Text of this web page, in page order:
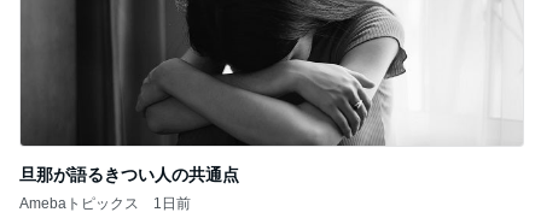
旦那が語るきつい人の共通点
Amebaトピックス 1日前